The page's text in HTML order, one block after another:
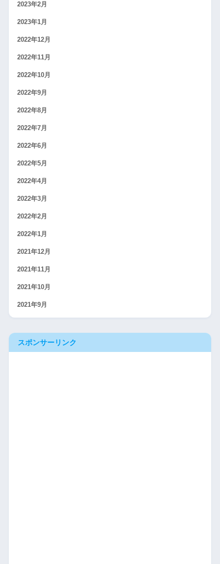
2023年2月
2023年1月
2022年12月
2022年11月
2022年10月
2022年9月
2022年8月
2022年7月
2022年6月
2022年5月
2022年4月
2022年3月
2022年2月
2022年1月
2021年12月
2021年11月
2021年10月
2021年9月
スポンサーリンク